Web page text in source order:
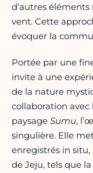
d’autres
vent. Cette
évoquer la
Portée par une
invite à une
de la nature
collaboration avec
paysage Sumu,
singulière. Elle
enregistrés in
de Jeju, tels que